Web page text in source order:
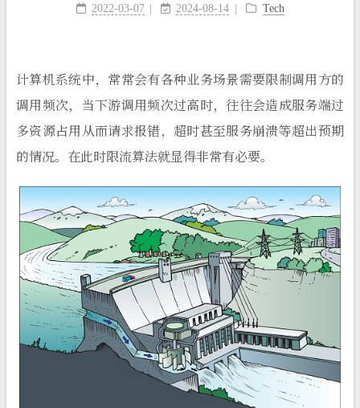
2022-03-07 2024-08-14 Tech
计算机系统中，常常会有各种业务场景需要限制调用方的
调用频次，当下游调用频次过高时，往往会造成服务端过
多资源占用从而请求报错，超时甚至服务崩溃等超出预期
的情况。在此时限流算法就显得非常有必要。